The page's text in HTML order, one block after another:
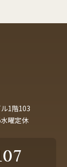
1階103
曜定休